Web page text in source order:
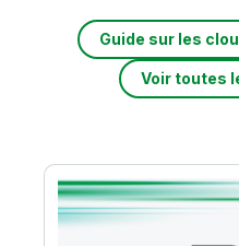
Guide sur les
Voir toutes